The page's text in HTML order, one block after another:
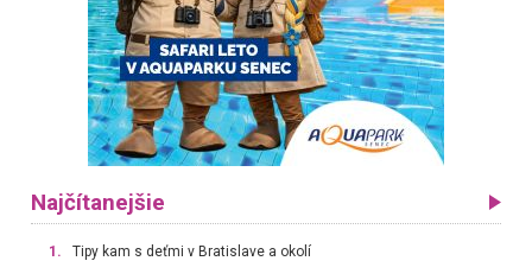
Najčítanejšie
1. Tipy kam s deťmi v Bratislave a okolí